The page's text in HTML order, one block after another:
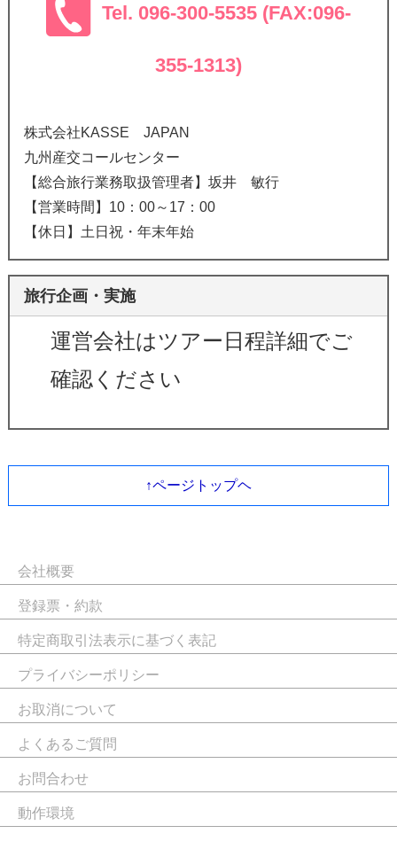
Tel. 096-300-5535 (FAX:096-
355-1313)
株式会社KASSE JAPAN
九州産交コールセンター
【総合旅行業務取扱管理者】坂井 敏行
【営業時間】10：00～17：00
【休日】土日祝・年末年始
旅行企画・実施
運営会社はツアー日程詳細でご
確認ください
↑ページトップヘ
会社概要
登録票・約款
特定商取引法表示に基づく表記
プライバシーポリシー
お取消について
よくあるご質問
お問合わせ
動作環境